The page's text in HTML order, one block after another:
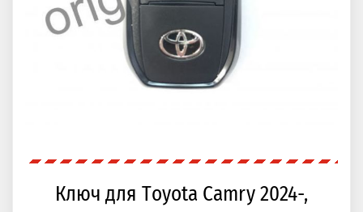
Ключ для Toyota Camry 2024-,